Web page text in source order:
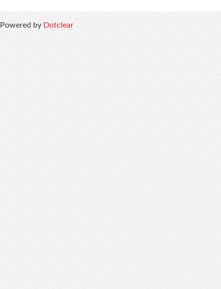
info
Powered by Dotclear